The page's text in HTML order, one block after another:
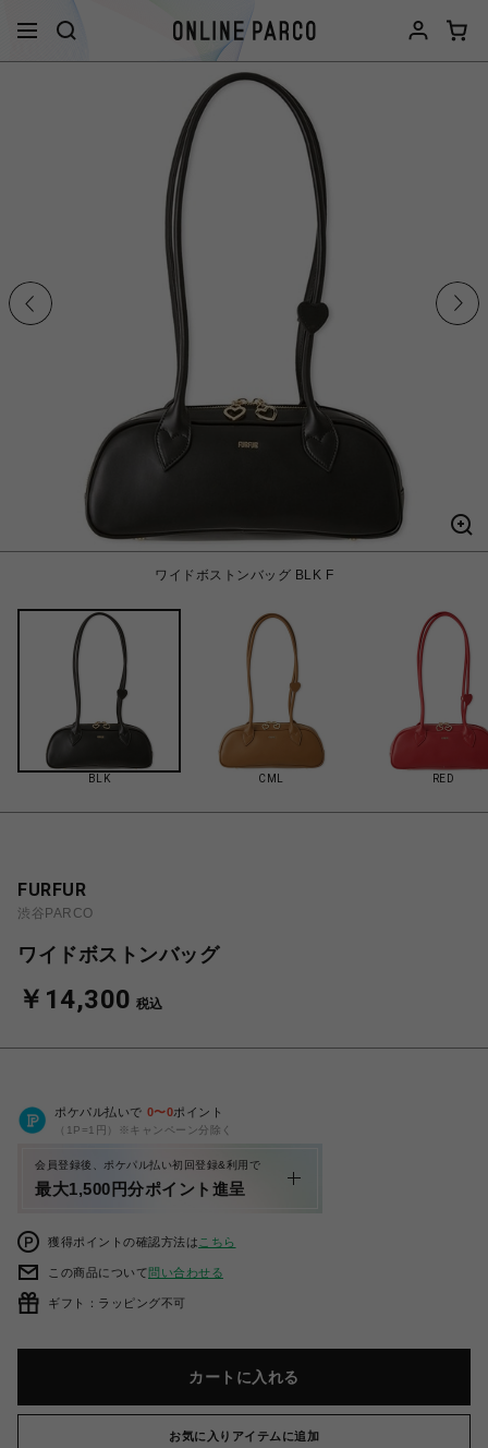
ワイドボストンバッグ BLK F
BLK CML RED
FURFUR
渋谷PARCO
ワイドボストンバッグ
￥14,300 税込
ポケパル払いで 0〜0ポイント
（1P=1円）※キャンペーン分除く
会員登録後、ポケパル払い初回登録&利用で
最大1,500円分ポイント進呈
獲得ポイントの確認方法は こちら
この商品について問い合わせる
ギフト：ラッピング不可
カートに入れる
お気に入りアイテムに追加